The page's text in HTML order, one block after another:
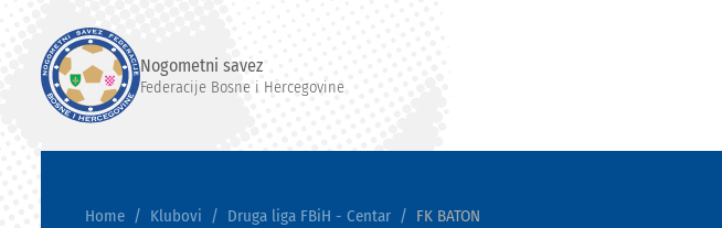
Nogometni savez
Federacije Bosne i Hercegovine
Home Klubovi Druga liga FBiH - Centar FK BATON